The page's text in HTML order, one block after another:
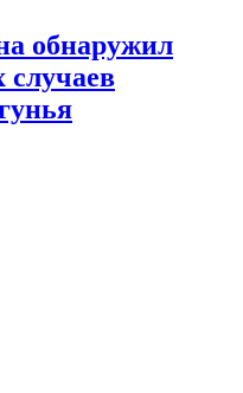
обнаружил
случаев